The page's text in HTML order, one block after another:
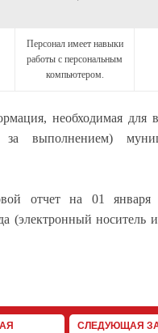
Персонал имеет навыки
работы с персональным
компьютером.
необходимая для
за выполнением)
на 01 января
(электронный носитель
СЛЕДУЮЩАЯ